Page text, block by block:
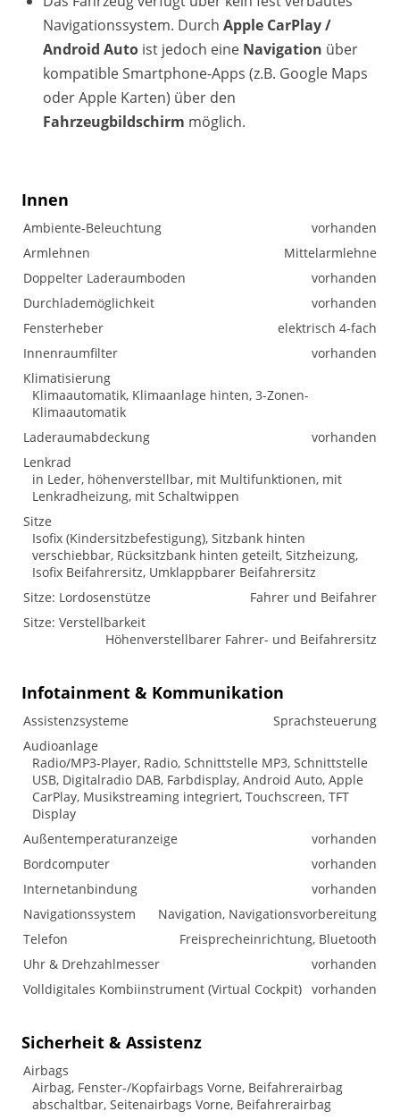
Navigationssystem. Durch Apple CarPlay /
Android Auto ist jedoch eine Navigation über
kompatible Smartphone-Apps (z.B. Google Maps
oder Apple Karten) über den
Fahrzeugbildschirm möglich.
Innen
Ambiente-Beleuchtung
vorhanden
Armlehnen
Mittelarmlehne
Doppelter Laderaumboden
vorhanden
Durchlademöglichkeit
vorhanden
Fensterheber
elektrisch 4-fach
Innenraumfilter
vorhanden
Klimatisierung
Klimaautomatik, Klimaanlage hinten, 3-Zonen-
Klimaautomatik
Laderaumabdeckung
vorhanden
Lenkrad
in Leder, höhenverstellbar, mit Multifunktionen, mit
Lenkradheizung, mit Schaltwippen
Sitze
Isofix (Kindersitzbefestigung), Sitzbank hinten
verschiebbar, Rücksitzbank hinten geteilt, Sitzheizung,
Isofix Beifahrersitz, Umklappbarer Beifahrersitz
Sitze: Lordosenstütze
Fahrer und Beifahrer
Sitze: Verstellbarkeit
Höhenverstellbarer Fahrer- und Beifahrersitz
Infotainment & Kommunikation
Assistenzsysteme
Sprachsteuerung
Audioanlage
Radio/MP3-Player, Radio, Schnittstelle MP3, Schnittstelle
USB, Digitalradio DAB, Farbdisplay, Android Auto, Apple
CarPlay, Musikstreaming integriert, Touchscreen, TFT
Display
Außentemperaturanzeige
vorhanden
Bordcomputer
vorhanden
Internetanbindung
vorhanden
Navigationssystem
Navigation, Navigationsvorbereitung
Telefon
Freisprecheinrichtung, Bluetooth
Uhr & Drehzahlmesser
vorhanden
Volldigitales Kombiinstrument (Virtual Cockpit) vorhanden
Sicherheit & Assistenz
Airbags
Airbag, Fenster-/Kopfairbags Vorne, Beifahrerairbag
abschaltbar, Seitenairbags Vorne, Beifahrerairbag